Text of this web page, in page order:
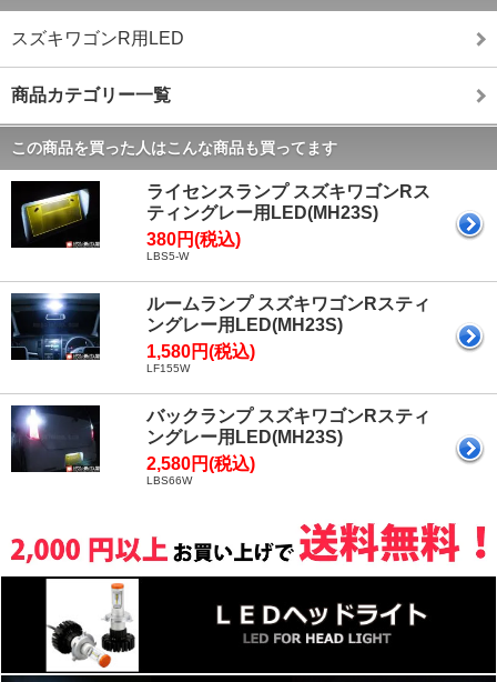
スズキワゴンR用LED
商品カテゴリー一覧
この商品を買った人はこんな商品も買ってます
ライセンスランプ スズキワゴンRス
ティングレー用LED(MH23S)
380円(税込)
LBS5-W
ルームランプ スズキワゴンRスティ
ングレー用LED(MH23S)
1,580円(税込)
LF155W
バックランプ スズキワゴンRスティ
ングレー用LED(MH23S)
2,580円(税込)
LBS66W